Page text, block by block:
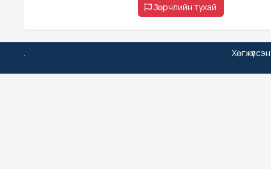
Зөрчлийн тухай
.